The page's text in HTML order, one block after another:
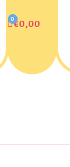
€0,00